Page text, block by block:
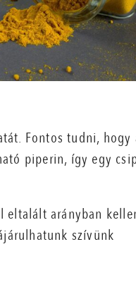
Fontos tudni, hogy
piperin, így egy
eltalált arányban
szívünk